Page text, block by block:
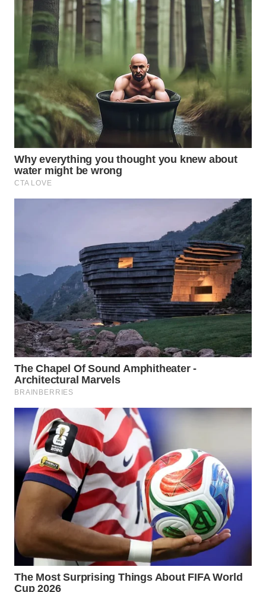
WN
PRIANGAN
TIMUR
SEMARANG
WN
SOLO
WN
BOROBUDUR
SURABAYA
WN
NATUNA
WN
BINTAN
WN
WN
LIKUPANG
WN
LABUANBAJO
WN
BORNEO
Wahana
Media
Group